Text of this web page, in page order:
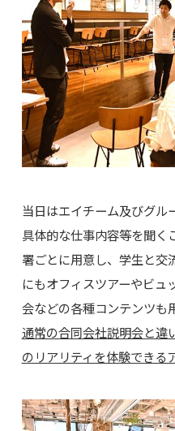
当日はエイチーム及びグル
具体的な仕事内容等を聞く
署ごとに用意し、学生と交
にもオフィスツアーやビュ
会などの各種コンテンツも
通常の合同会社説明会と違
のリアリティを体験できる